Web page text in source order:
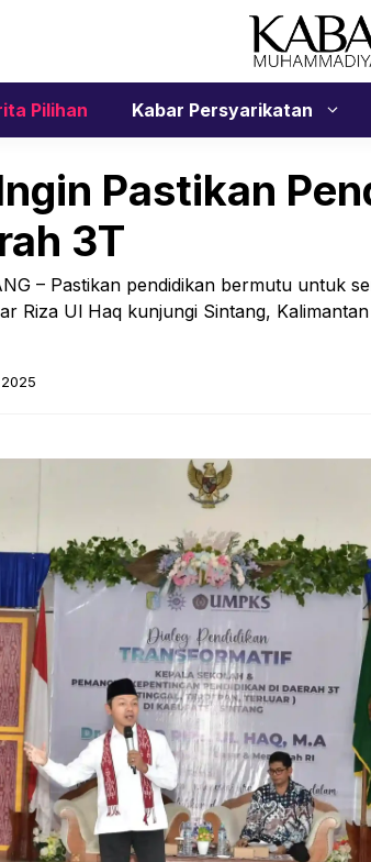
Pilihan Kabar Persyarikatan
Pastikan
3T
– Pastikan pendidikan bermutu untuk
Riza Ul Haq kunjungi Sintang,